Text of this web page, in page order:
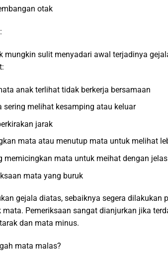
otak
mungkin sulit menyadari awal terjadinya
anak terlihat tidak berkerja bersamaan
sering melihat kesamping atau keluar
jarak
mata atau menutup mata untuk melihat
memicingkan mata untuk meihat dengan jelas
mata yang buruk
gejala diatas, sebaiknya segera dilakukan
Pemeriksaan sangat dianjurkan jika
dan mata minus.
mata malas?